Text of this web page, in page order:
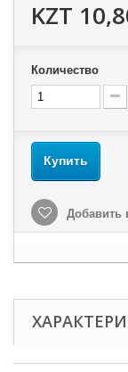
KZT
Количество
Купить
Добавить